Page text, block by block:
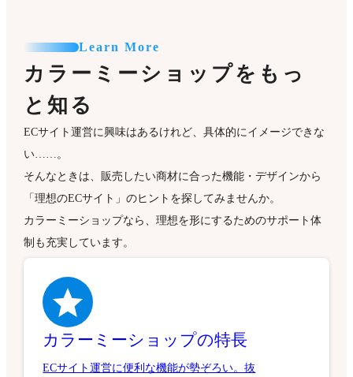
Learn More
カラーミーショップをもっ
と知る
ECサイト運営に興味はあるけれど、具体的にイメージできな
い……。
そんなときは、販売したい商材に合った機能・デザインから
「理想のECサイト」のヒントを探してみませんか。
カラーミーショップなら、理想を形にするためのサポート体
制も充実しています。
カラーミーショップの特長
ECサイト運営に便利な機能が勢ぞろい。抜